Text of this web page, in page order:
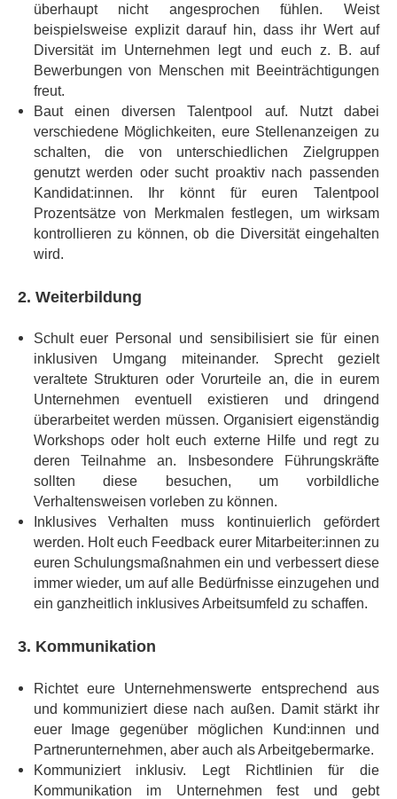
überhaupt nicht angesprochen fühlen. Weist
beispielsweise explizit darauf hin, dass ihr Wert auf
Diversität im Unternehmen legt und euch z. B. auf
Bewerbungen von Menschen mit Beeinträchtigungen
freut.
Baut einen diversen Talentpool auf. Nutzt dabei
verschiedene Möglichkeiten, eure Stellenanzeigen zu
schalten, die von unterschiedlichen Zielgruppen
genutzt werden oder sucht proaktiv nach passenden
Kandidat:innen. Ihr könnt für euren Talentpool
Prozentsätze von Merkmalen festlegen, um wirksam
kontrollieren zu können, ob die Diversität eingehalten
wird.
2. Weiterbildung
Schult euer Personal und sensibilisiert sie für einen
inklusiven Umgang miteinander. Sprecht gezielt
veraltete Strukturen oder Vorurteile an, die in eurem
Unternehmen eventuell existieren und dringend
überarbeitet werden müssen. Organisiert eigenständig
Workshops oder holt euch externe Hilfe und regt zu
deren Teilnahme an. Insbesondere Führungskräfte
sollten diese besuchen, um vorbildliche
Verhaltensweisen vorleben zu können.
Inklusives Verhalten muss kontinuierlich gefördert
werden. Holt euch Feedback eurer Mitarbeiter:innen zu
euren Schulungsmaßnahmen ein und verbessert diese
immer wieder, um auf alle Bedürfnisse einzugehen und
ein ganzheitlich inklusives Arbeitsumfeld zu schaffen.
3. Kommunikation
Richtet eure Unternehmenswerte entsprechend aus
und kommuniziert diese nach außen. Damit stärkt ihr
euer Image gegenüber möglichen Kund:innen und
Partnerunternehmen, aber auch als Arbeitgebermarke.
Kommuniziert inklusiv. Legt Richtlinien für die
Kommunikation im Unternehmen fest und gebt